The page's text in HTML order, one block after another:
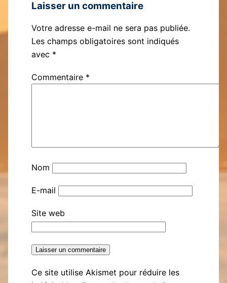
Laisser un commentaire
Votre adresse e-mail ne sera pas publiée.
Les champs obligatoires sont indiqués
avec *
Commentaire *
Nom
E-mail
Site web
Ce site utilise Akismet pour réduire les